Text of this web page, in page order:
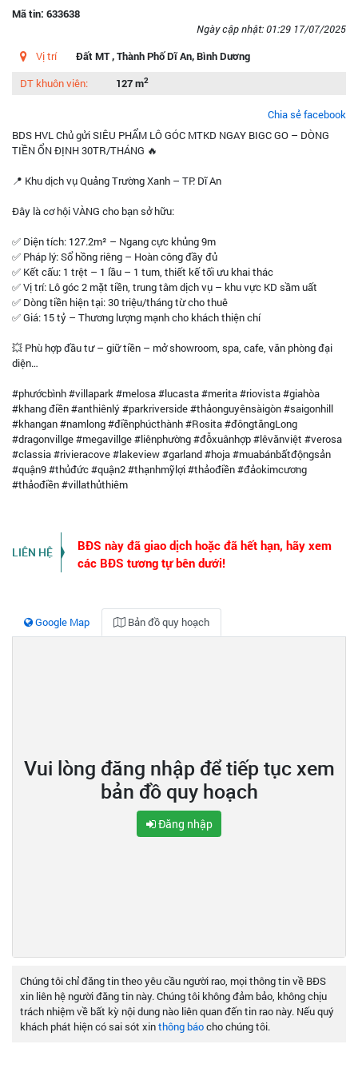
Mã tin: 633638
Ngày cập nhật: 01:29 17/07/2025
Vị trí
Đất MT , Thành Phố Dĩ An, Bình Dương
DT khuôn viên:
127 m2
Chia sẻ facebook
BDS HVL Chủ gửi SIÊU PHẨM LÔ GÓC MTKD NGAY BIGC GO – DÒNG
TIỀN ỔN ĐỊNH 30TR/THÁNG 🔥
📍 Khu dịch vụ Quảng Trường Xanh – TP. Dĩ An
Đây là cơ hội VÀNG cho bạn sở hữu:
✅ Diện tích: 127.2m² – Ngang cực khủng 9m
✅ Pháp lý: Sổ hồng riêng – Hoàn công đầy đủ
✅ Kết cấu: 1 trệt – 1 lầu – 1 tum, thiết kế tối ưu khai thác
✅ Vị trí: Lô góc 2 mặt tiền, trung tâm dịch vụ – khu vực KD sầm uất
✅ Dòng tiền hiện tại: 30 triệu/tháng từ cho thuê
✅ Giá: 15 tỷ – Thương lượng mạnh cho khách thiện chí
💥 Phù hợp đầu tư – giữ tiền – mở showroom, spa, cafe, văn phòng đại
diện…
#phướcbình #villapark #melosa #lucasta #merita #riovista #giahòa
#khang điền #anthiênlý #parkriverside #thảonguyênsàigòn #saigonhill
#khangan #namlong #điềnphúcthành #Rosita #đôngtăngLong
#dragonvillge #megavillge #liênphường #đỗxuânhợp #lêvănviệt #verosa
#classia #rivieracove #lakeview #garland #hoja #muabánbấtđộngsản
#quận9 #thủđức #quận2 #thạnhmỹlợi #thảođiền #đảokimcương
#thảođiền #villathủthiêm
LIÊN HỆ
BĐS này đã giao dịch hoặc đã hết hạn, hãy xem
các BĐS tương tự bên dưới!
Google Map Bản đồ quy hoạch
Vui lòng đăng nhập để tiếp tục xem
bản đồ quy hoạch
Đăng nhập
Chúng tôi chỉ đăng tin theo yêu cầu người rao, mọi thông tin về BĐS
xin liên hệ người đăng tin này. Chúng tôi không đảm bảo, không chịu
trách nhiệm về bất kỳ nội dung nào liên quan đến tin rao này. Nếu quý
khách phát hiện có sai sót xinthông báocho chúng tôi.